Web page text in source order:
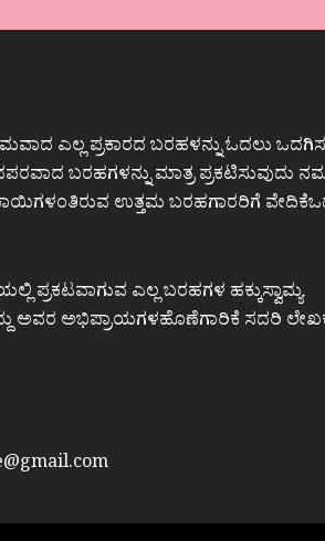
ಎಲ್ಲ ಪ್ರಕಾರದ ಬರಹಳನ್ನು ಓದಲು
ಬರಹಗಳನ್ನು ಮಾತ್ರ ಪ್ರಕಟಿಸುವುದು
ಉತ್ತಮ ಬರಹಗಾರರಿಗೆ
ಪ್ರಕಟವಾಗುವ ಎಲ್ಲ ಬರಹಗಳ ಹಕ್ಕುಸ್ವಾಮ್ಯ
ಅವರ ಅಭಿಪ್ರಾಯಗಳಹೊಣೆಗಾರಿಕೆ ಸದರಿ